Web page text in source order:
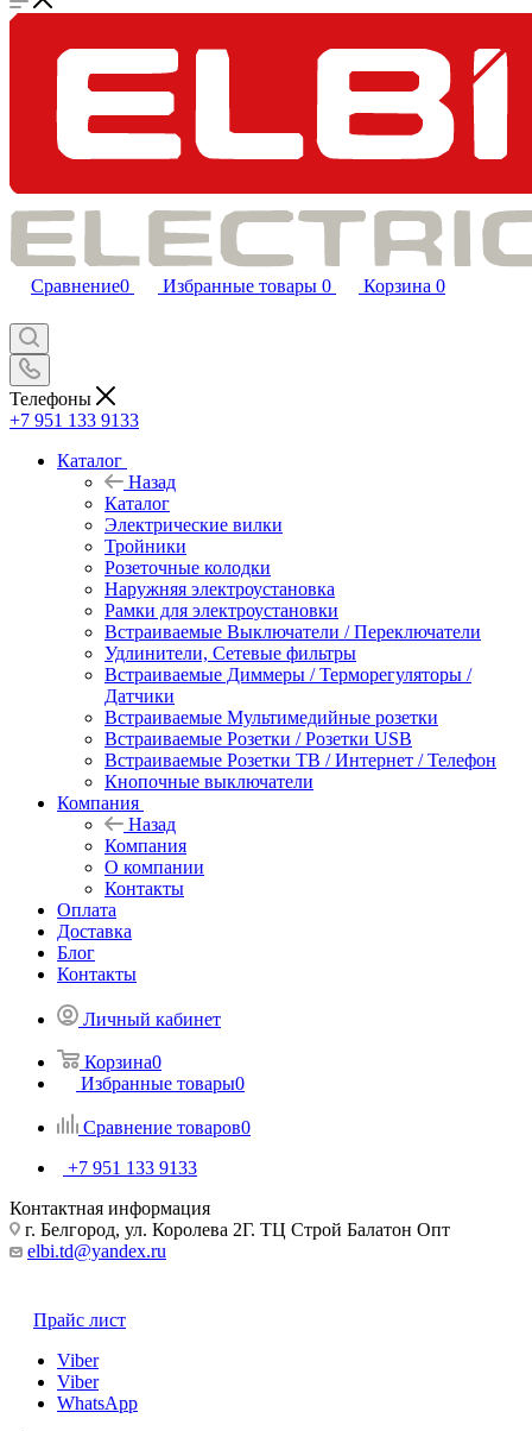
Сравнение0 Избранные товары 0 Корзина 0
Телефоны
+7 951 133 9133
Каталог
Назад
Каталог
Электрические вилки
Тройники
Розеточные колодки
Наружняя электроустановка
Рамки для электроустановки
Встраиваемые Выключатели / Переключатели
Удлинители, Сетевые фильтры
Встраиваемые Диммеры / Терморегуляторы /
Датчики
Встраиваемые Мультимедийные розетки
Встраиваемые Розетки / Розетки USB
Встраиваемые Розетки ТВ / Интернет / Телефон
Кнопочные выключатели
Компания
Назад
Компания
О компании
Контакты
Оплата
Доставка
Блог
Контакты
Личный кабинет
Корзина0
Избранные товары0
Сравнение товаров0
+7 951 133 9133
Контактная информация
г. Белгород, ул. Королева 2Г. ТЦ Строй Балатон Опт
elbi.td@yandex.ru
Прайс лист
Viber
Viber
WhatsApp